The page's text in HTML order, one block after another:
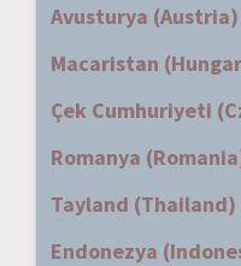
Avusturya (Austria)
Macaristan
Çek Cumhuriyeti
Romanya
Tayland (Thailand)
Endonezya